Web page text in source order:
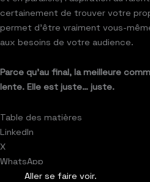
certainement de trouver votre
permet d’être vraiment vous-
aux besoins de votre audience.
Parce qu’au final, la meilleure
lente. Elle est juste… juste.
Table des matières
LinkedIn
X
WhatsApp
Aller se faire voir.